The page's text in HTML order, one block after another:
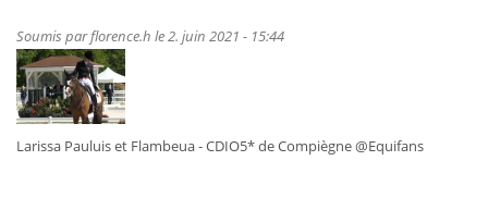
Soumis parflorence.h le 2. juin 2021 - 15:44
Larissa Pauluis et Flambeua - CDIO5* de Compiègne @Equifans